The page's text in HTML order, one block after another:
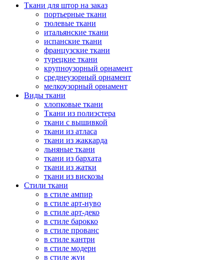
Ткани для штор на заказ
портьерные ткани
тюлевые ткани
итальянские ткани
испанские ткани
французские ткани
турецкие ткани
крупноузорный орнамент
среднеузорный орнамент
мелкоузорный орнамент
Виды ткани
хлопковые ткани
Ткани из полиэстера
ткани с вышивкой
ткани из атласа
ткани из жаккарда
льняные ткани
ткани из бархата
ткани из жатки
ткани из вискозы
Стили ткани
в стиле ампир
в стиле арт-нуво
в стиле арт-деко
в стиле барокко
в стиле прованс
в стиле кантри
в стиле модерн
в стиле жуи